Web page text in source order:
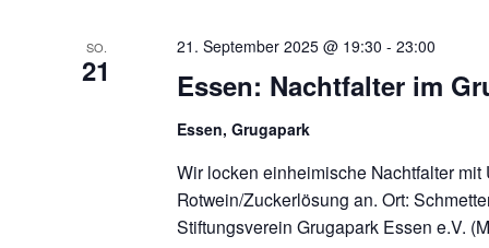
SO.
21 Essen: Nachtfalter im
21. September 2025 @ 19:30 -23:00
Essen, Grugapark
Wir locken einheimische Nachtfalter mit
Rotwein/Zuckerlösung an. Ort:
Stiftungsverein Grugapark Essen e.V.